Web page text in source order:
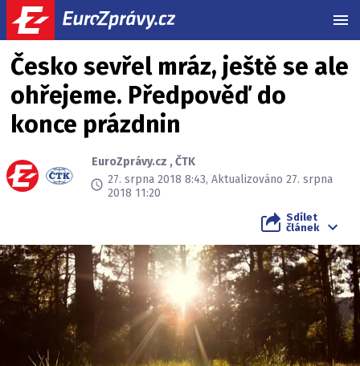
Česko sevřel mráz, ještě se ale
ohřejeme. Předpověď do
konce prázdnin
EuroZprávy.cz ,ČTK
27. srpna 2018 8:43, Aktualizováno 27. srpna
2018 11:20
Sdílet
článek